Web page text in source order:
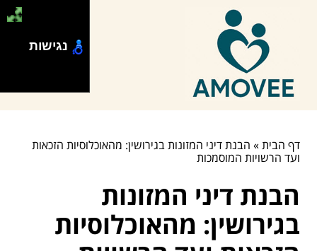
דף הבית» הבנת דיני המזונות בגירושין: מהאוכלוסיות הזכאות
ועד הרשויות המוסמכות
הבנת דיני המזונות
בגירושין: מהאוכלוסיות
נגישות